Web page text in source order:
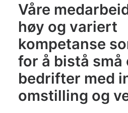
Våre
høy og variert
kompetanse
for å bistå små
bedrifter med
omstilling og